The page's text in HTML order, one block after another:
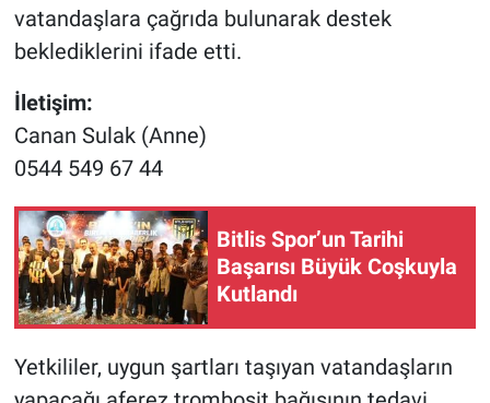
vatandaşlara çağrıda bulunarak destek
beklediklerini ifade etti.
İletişim:
Canan Sulak (Anne)
0544 549 67 44
Bitlis Spor’un Tarihi
Başarısı Büyük Coşkuyla
Kutlandı
Yetkililer, uygun şartları taşıyan vatandaşların